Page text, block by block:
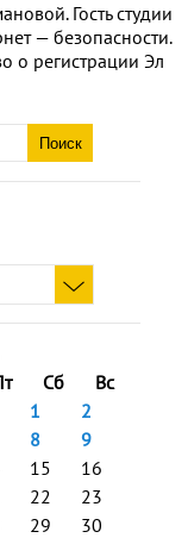
Сб
Вс
1
2
8
9
15
16
22
23
29
30
Гость студии
— безопасности.
о регистрации Эл